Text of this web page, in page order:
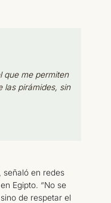
que me permiten
las pirámides, sin
señaló en redes
Egipto. “No se
de respetar el